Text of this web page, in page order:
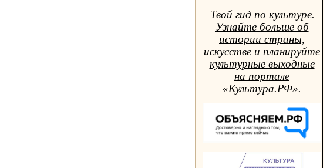
Твой гид по культуре.
Узнайте больше об
истории страны,
искусстве и планируйте
культурные выходные
на портале
«Культура.РФ».